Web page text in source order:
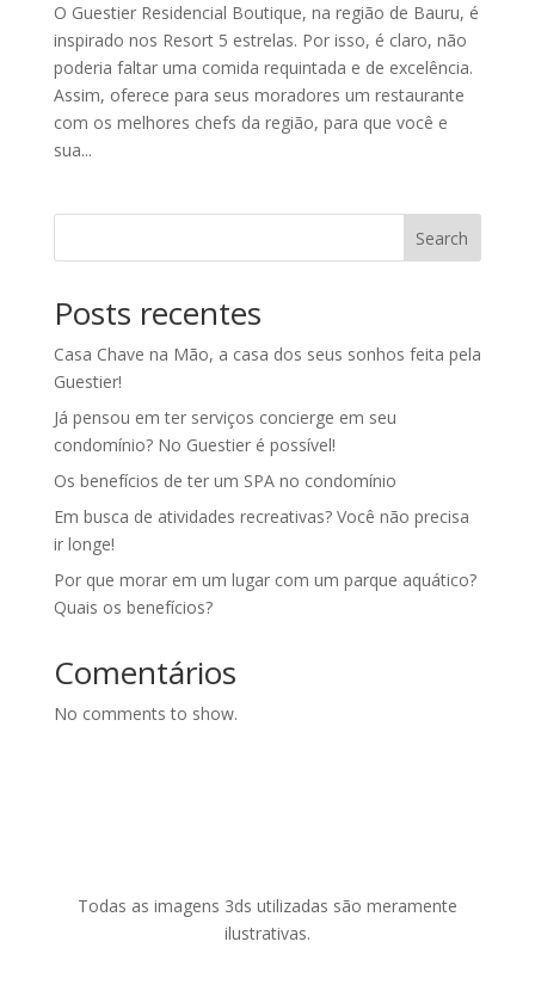
O Guestier Residencial Boutique, na região de Bauru, é
inspirado nos Resort 5 estrelas. Por isso, é claro, não
poderia faltar uma comida requintada e de excelência.
Assim, oferece para seus moradores um restaurante
com os melhores chefs da região, para que você e
sua...
Search
Posts recentes
Casa Chave na Mão, a casa dos seus sonhos feita pela
Guestier!
Já pensou em ter serviços concierge em seu
condomínio? No Guestier é possível!
Os benefícios de ter um SPA no condomínio
Em busca de atividades recreativas? Você não precisa
ir longe!
Por que morar em um lugar com um parque aquático?
Quais os benefícios?
Comentários
No comments to show.
Todas as imagens 3ds utilizadas são meramente
ilustrativas.